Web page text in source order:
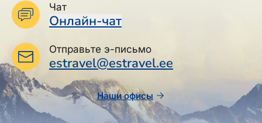
Чат
Онлайн-чат
Отправьте э-письмо
estravel@estravel.ee
Наши офисы